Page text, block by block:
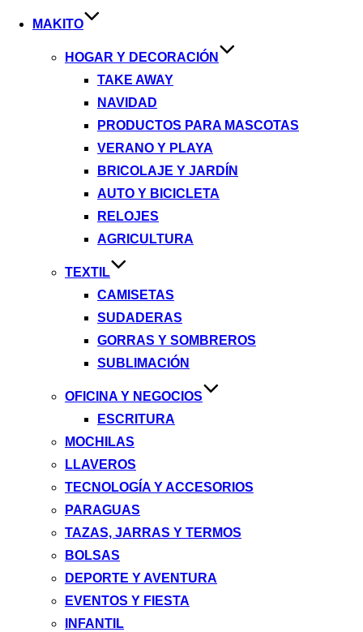
MAKITO
HOGAR Y DECORACIÓN
TAKE AWAY
NAVIDAD
PRODUCTOS PARA MASCOTAS
VERANO Y PLAYA
BRICOLAJE Y JARDÍN
AUTO Y BICICLETA
RELOJES
AGRICULTURA
TEXTIL
CAMISETAS
SUDADERAS
GORRAS Y SOMBREROS
SUBLIMACIÓN
OFICINA Y NEGOCIOS
ESCRITURA
MOCHILAS
LLAVEROS
TECNOLOGÍA Y ACCESORIOS
PARAGUAS
TAZAS, JARRAS Y TERMOS
BOLSAS
DEPORTE Y AVENTURA
EVENTOS Y FIESTA
INFANTIL